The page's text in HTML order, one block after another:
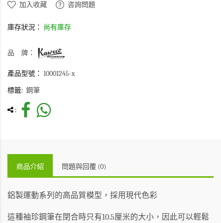
加入收藏 咨詢問題
庫存狀況： 尚有庫存
品 牌：
產品型號： 10001245-x
標籤: 鋼筆
:
商品介紹 問題與回覆 (0)
鋁製運動系列的高品質模型，採用現代色彩
這種袖珍鋼筆在閉合時只有10.5厘米的大小，因此可以輕鬆